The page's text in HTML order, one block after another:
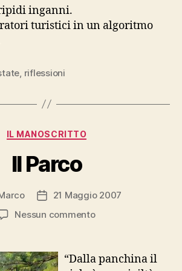
ripidi inganni.
turistici in un algoritmo
riflessioni
Categorie
IL MANOSCRITTO
Il Parco
Data
dell'articolo
21 Maggio 2007
Nessun commentosu
“Dalla panchina il